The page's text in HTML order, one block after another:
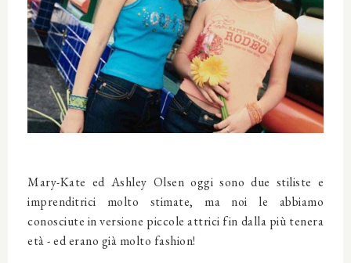
Mary-Kate ed Ashley Olsen oggi sono due stiliste e
imprenditrici molto stimate, ma noi le abbiamo
conosciute in versione piccole attrici fin dalla più tenera
età - ed erano già molto fashion!